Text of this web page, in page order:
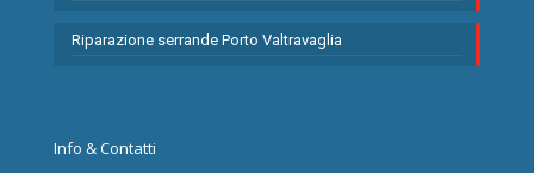
Riparazione serrande Porto Valtravaglia
Info & Contatti